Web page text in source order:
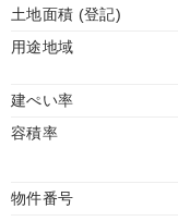
土地面積 (登記)
用途地域
建ぺい率
容積率
物件番号